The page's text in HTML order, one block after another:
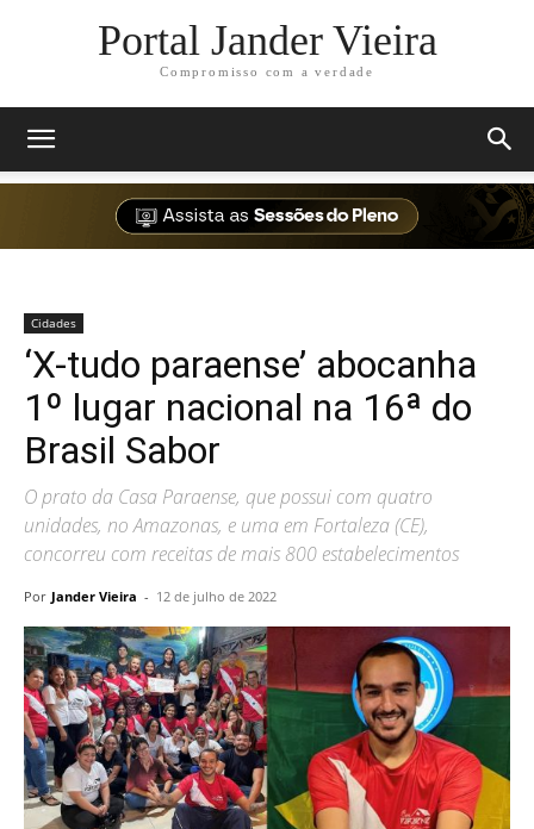
Portal Jander Vieira
Compromisso com a verdade
Cidades
‘X-tudo paraense’ abocanha
1º lugar nacional na 16ª do
Brasil Sabor
O prato da Casa Paraense, que possui com quatro
unidades, no Amazonas, e uma em Fortaleza (CE),
concorreu com receitas de mais 800 estabelecimentos
Por Jander Vieira - 12 de julho de 2022